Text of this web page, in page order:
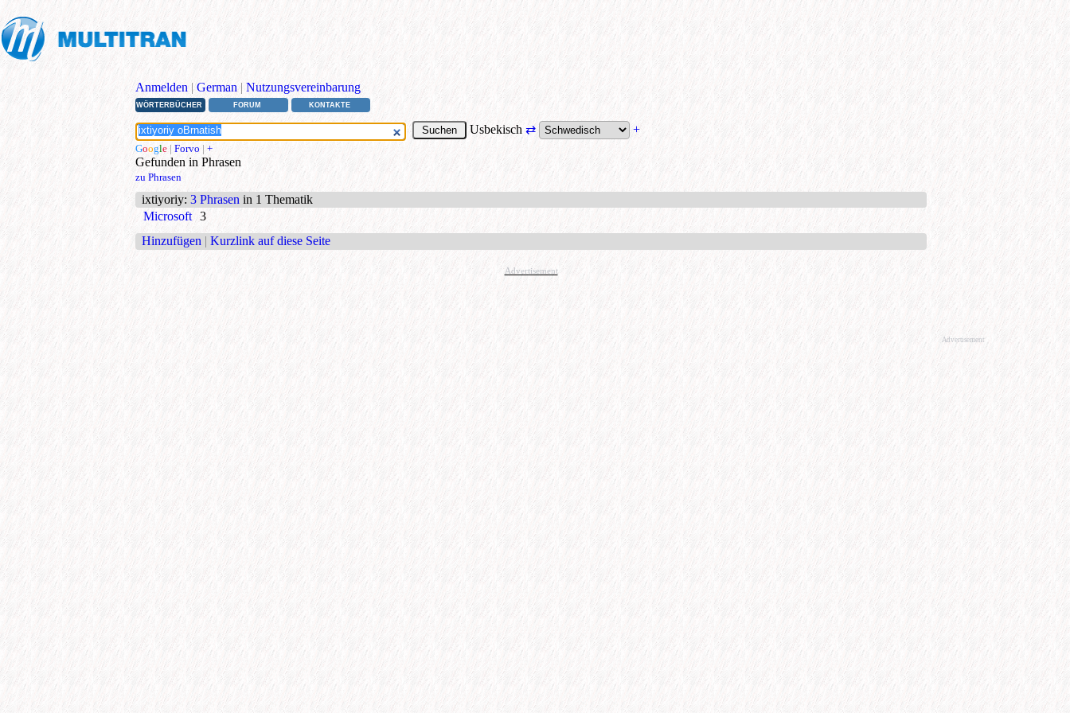
Anmelden | German | Nutzungsvereinbarung
WÖRTERBÜCHER FORUM KONTAKTE
Usbekisch ⇄ +
Google | Forvo | +
Gefunden in Phrasen
zu Phrasen
ixtiyoriy: 3 Phrasen in 1 Thematik
Microsoft 3
Hinzufügen | Kurzlink auf diese Seite
Advertisement
Advertisement